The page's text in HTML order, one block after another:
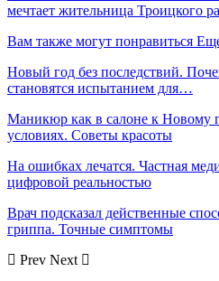
мечтает жительница Троицкого
Вам также могут понравиться
Новый год без последствий.
становятся испытанием для…
Маникюр как в салоне к Новому
условиях. Советы красоты
На ошибках лечатся. Частная
цифровой реальностью
Врач подсказал действенные
гриппа. Точные симптомы
Prev Next